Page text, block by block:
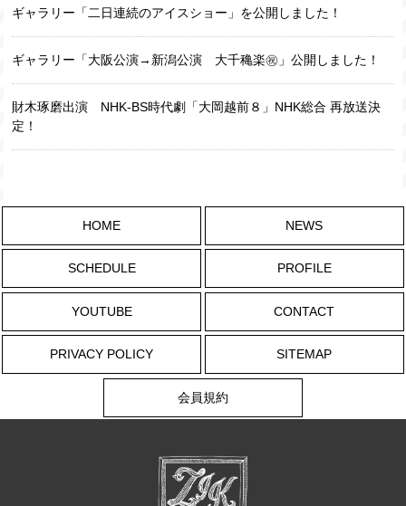
ギャラリー「二日連続のアイスショー」を公開しました！
ギャラリー「大阪公演→新潟公演 大千穐楽㊗️」公開しました！
財木琢磨出演 NHK-BS時代劇「大岡越前８」NHK総合 再放送決
定！
HOME NEWS
SCHEDULE PROFILE
YOUTUBE CONTACT
PRIVACY POLICY SITEMAP
会員規約